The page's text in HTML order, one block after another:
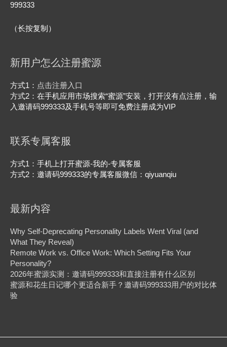
999333
（长按复制）
新用户怎么注册蜜源
方式1： 点击注册入口
方式2：在手机应用市场搜索“蜜源”安装，打开没有点注册，输
入邀请码999333及手机号等即可免费注册成为VIP
联系专属客服
方式1：手机上打开蜜源-我的-专属客服
方式2：邀请码999333的专属客服微信：qiyuanqiu
最新内容
Why Self-Deprecating Personality Labels Went Viral (and
What They Reveal)
Remote Work vs. Office Work: Which Setting Fits Your
Personality?
2026年蜜源实测：邀请码999333和直接注册有什么区别
蜜源和花生日记哪个更适合新手？邀请码999333用户的对比体
验